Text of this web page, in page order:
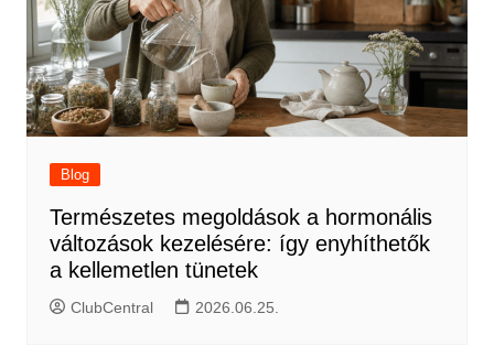
Blog
Természetes megoldások a hormonális
változások kezelésére: így enyhíthetők
a kellemetlen tünetek
ClubCentral 2026.06.25.